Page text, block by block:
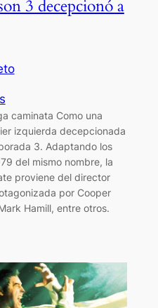
3 decepcionó a
caminata Como una
izquierda decepcionada
3. Adaptando los
del mismo nombre, la
proviene del director
por Cooper
Hamill, entre otros.